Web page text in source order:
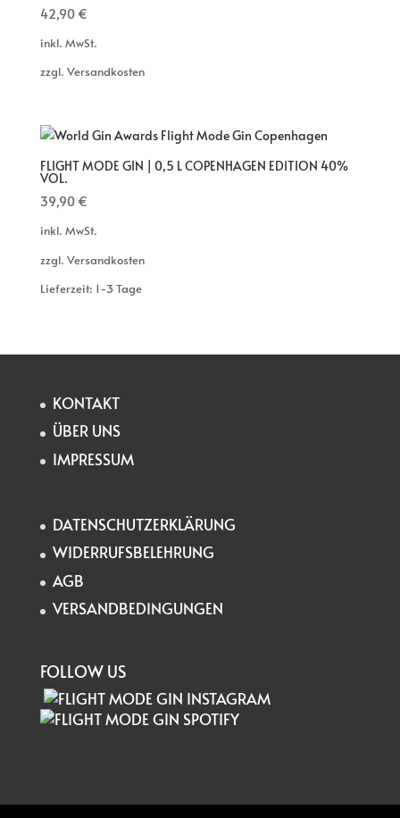
42,90 €
inkl. MwSt.
zzgl. Versandkosten
FLIGHT MODE GIN | 0,5 L COPENHAGEN EDITION 40%
VOL.
39,90 €
inkl. MwSt.
zzgl. Versandkosten
Lieferzeit: 1-3 Tage
KONTAKT
ÜBER UNS
IMPRESSUM
DATENSCHUTZERKLÄRUNG
WIDERRUFSBELEHRUNG
AGB
VERSANDBEDINGUNGEN
FOLLOW US